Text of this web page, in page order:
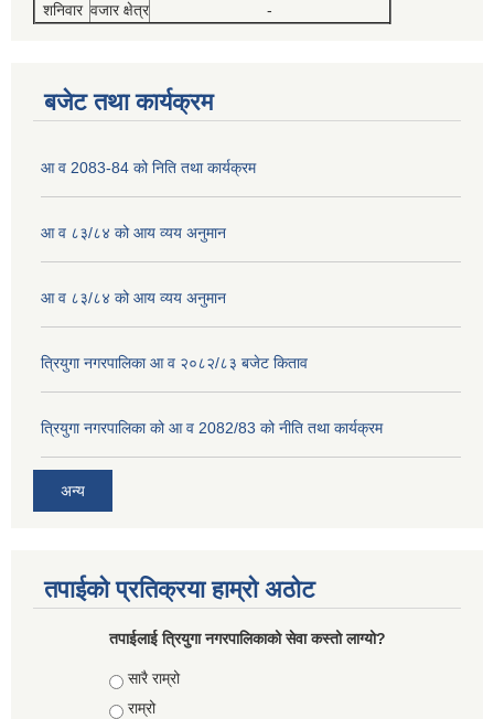
शनिवार वजार क्षेत्र -
बजेट तथा कार्यक्रम
आ व 2083-84 को निति तथा कार्यक्रम
आ व ८३/८४ को आय व्यय अनुमान
आ व ८३/८४ को आय व्यय अनुमान
त्रियुगा नगरपालिका आ व २०८२/८३ बजेट किताव
त्रियुगा नगरपालिका को आ व 2082/83 को नीति तथा कार्यक्रम
अन्य
तपाईको प्रतिक्रया हाम्रो अठोट
तपाईलाई त्रियुगा नगरपालिकाको सेवा कस्तो लाग्यो?
Choices
सारै राम्रो
राम्रो